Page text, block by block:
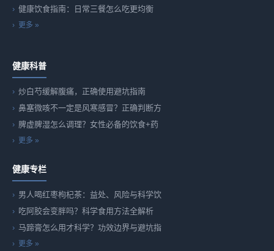
健康饮食指南：日常三餐怎么吃更均衡
更多 »
健康科普
炒白芍缓解腹痛，正确使用避坑指南
鼻塞微咳不一定是风寒感冒？正确判断方
脾虚脾湿怎么调理？女性必备的饮食+药
更多 »
健康专栏
男人喝红枣枸杞茶：益处、风险与科学饮
吃阿胶会变胖吗？科学食用方法全解析
马蹄膏怎么用才科学？功效边界与避坑指
更多 »